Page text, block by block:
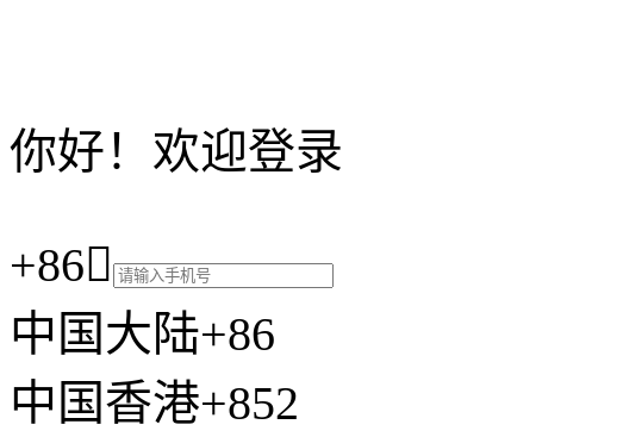
你好！欢迎登录
+86
中国大陆+86
中国香港+852